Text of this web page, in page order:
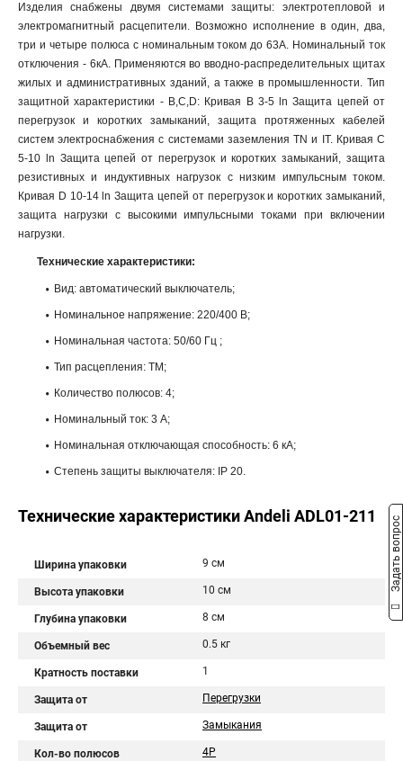
Изделия снабжены двумя системами защиты: электротепловой и
электромагнитный расцепители. Возможно исполнение в один, два,
три и четыре полюса с номинальным током до 63А. Номинальный ток
отключения - 6кА. Применяются во вводно-распределительных щитах
жилых и административных зданий, а также в промышленности. Тип
защитной характеристики - B,C,D: Кривая В 3-5 ln Защита цепей от
перегрузок и коротких замыканий, защита протяженных кабелей
систем электроснабжения с системами заземления TN и IT. Кривая С
5-10 ln Защита цепей от перегрузок и коротких замыканий, защита
резистивных и индуктивных нагрузок с низким импульсным током.
Кривая D 10-14 ln Защита цепей от перегрузок и коротких замыканий,
защита нагрузки с высокими импульсными токами при включении
нагрузки.
Технические характеристики:
Вид: автоматический выключатель;
Номинальное напряжение: 220/400 В;
Номинальная частота: 50/60 Гц ;
Тип расцепления: ТМ;
Количество полюсов: 4;
Номинальный ток: 3 A;
Номинальная отключающая способность: 6 кА;
Степень защиты выключателя: IP 20.
Технические характеристики Andeli ADL01-211
Ширина упаковки 9 см
Высота упаковки 10 см
Глубина упаковки 8 см
Объемный вес 0.5 кг
Кратность поставки 1
Защита от Перегрузки
Защита от Замыкания
Кол-во полюсов 4P
Задать вопрос